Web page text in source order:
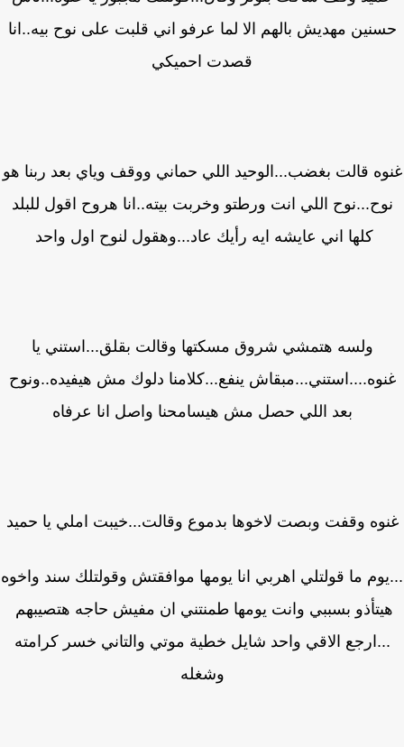
مهديش بالهم الا لما عرفو اني قلبت على نوح بيه..انا
قصدت احميكي
قالت بغضب...الوحيد اللي حماني ووقف وياي بعد ربنا هو
اللي انت ورطتو وخربت بيته..انا هروح اقول للبلد
كلها اني عايشه ايه رأيك عاد...وهقول لنوح اول واحد
ولسه هتمشي شروق مسكتها وقالت بقلق...استني يا
ينفع...كلامنا دلوك مش هيفيده..ونوح
بعد اللي حصل مش هيسامحنا واصل انا عرفاه
وقفت وبصت لاخوها بدموع وقالت...خيبت املي يا حميد
ما قولتلي اهربي انا يومها موافقتش وقولتلك سند واخوه
بسببي وانت يومها طمنتني ان مفيش حاجه هتصيبهم
الاقي واحد شايل خطية موتي والتاني خسر كرامته
وشغله